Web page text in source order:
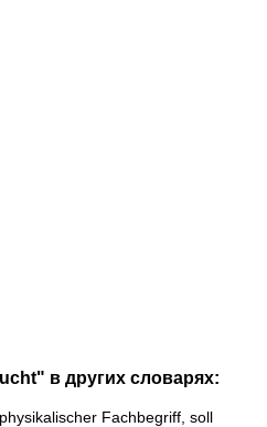
в других словарях:
Fachbegriff, soll